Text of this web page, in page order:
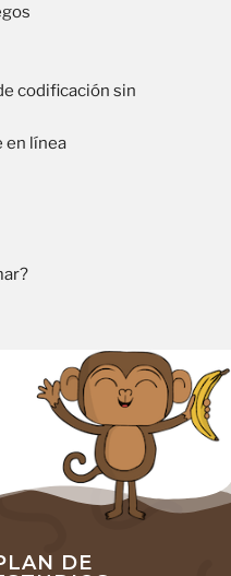
codificación sin
en línea
DE